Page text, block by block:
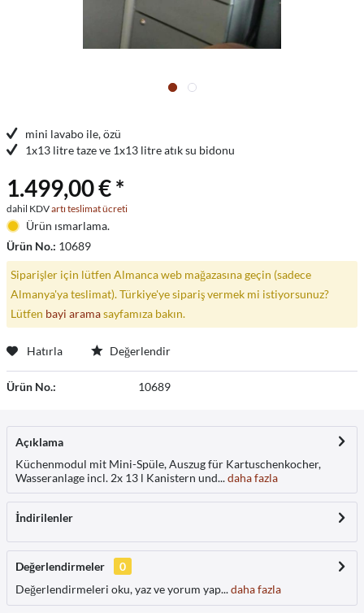
mini lavabo ile, özü
1x13 litre taze ve 1x13 litre atık su bidonu
1.499,00 € *
dahil KDVartı teslimat ücreti
Ürün ısmarlama.
Ürün No.: 10689
Siparişler için lütfen Almanca web mağazasına geçin (sadece
Almanya'ya teslimat). Türkiye'ye sipariş vermek mi istiyorsunuz?
Lütfen bayi aramasayfamıza bakın.
Hatırla Değerlendir
Ürün No.: 10689
Açıklama
Küchenmodul mit Mini-Spüle, Auszug für Kartuschenkocher,
Wasseranlage incl. 2x 13 l Kanistern und...daha fazla
İndirilenler
Değerlendirmeler
0
Değerlendirmeleri oku, yaz ve yorum yap...daha fazla